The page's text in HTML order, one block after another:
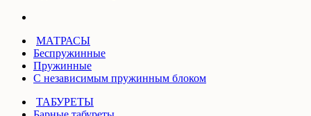
МАТРАСЫ
Беспружинные
Пружинные
С независимым пружинным блоком
ТАБУРЕТЫ